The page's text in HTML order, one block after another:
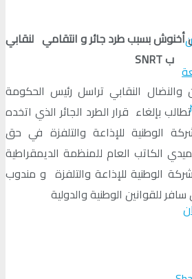
أخنوش بسبب طرد جائر و انتقامي لنقابي
ب SNRT
والنضال النقابي تراسل رئيس الحكومة
بإلغاء قرار الطرد الجائر الذي اتخده
الوطنية للإذاعة والتلفزة في حق
الكاتب العام للمنظمة الديمقراطية
الوطنية للإذاعة والتلفزة و مندوب
للقوانين الوطنية والدولية